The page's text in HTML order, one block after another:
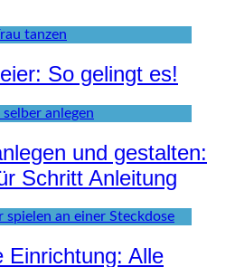
So gelingt es!
und gestalten:
Schritt Anleitung
Einrichtung: Alle